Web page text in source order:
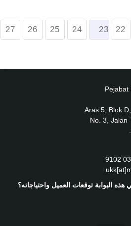
22
23
24
25
26
27
Pejabat
Aras 5, Blok
No. 3, Jalan
البوابة توقعات العميل واحتياجاته؟